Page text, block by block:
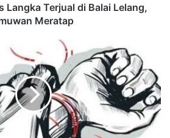
Langka Terjual di Balai Lelang,
Meratap